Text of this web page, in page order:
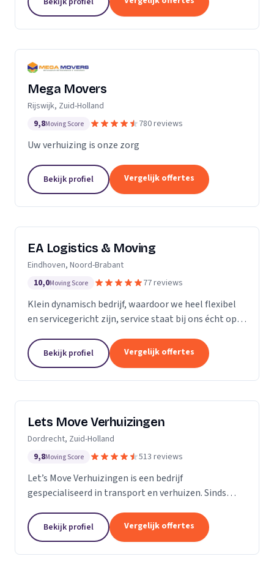
Mega Movers
Rijswijk, Zuid-Holland
9,8Moving Score 780 reviews
Uw verhuizing is onze zorg
Bekijk profiel Vergelijk offertes
EA Logistics & Moving
Eindhoven, Noord-Brabant
10,0Moving Score 77 reviews
Klein dynamisch bedrijf, waardoor we heel flexibel
en servicegericht zijn, service staat bij ons écht op
Bekijk profiel Vergelijk offertes
Lets Move Verhuizingen
Dordrecht, Zuid-Holland
9,8Moving Score 513 reviews
Let’s Move Verhuizingen is een bedrijf
gespecialiseerd in transport en verhuizen. Sinds
van de KvK. Door de toename van opdrachtgevers
hebben wij...
Bekijk profiel Vergelijk offertes